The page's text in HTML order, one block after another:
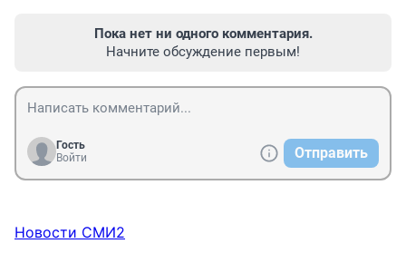
Пока нет ни одного комментария.
Начните обсуждение первым!
Гость
Войти
Отправить
Новости СМИ2